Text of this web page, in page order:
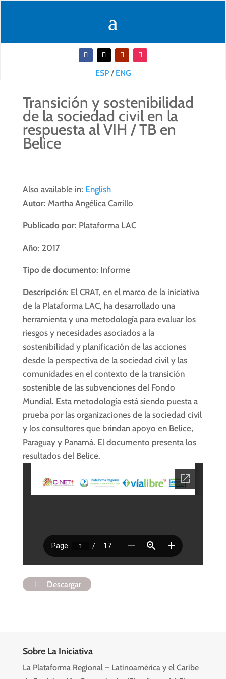
ESP/ ENG
Transición y sostenibilidad
de la sociedad civil en la
respuesta al VIH / TB en
Belice
Also available in: English
Autor: Martha Angélica Carrillo
Publicado por: Plataforma LAC
Año: 2017
Tipo de documento: Informe
Descripción: El CRAT, en el marco de la iniciativa
de la Plataforma LAC, ha desarrollado una
herramienta y una metodología para evaluar los
riesgos y necesidades asociados a la
sostenibilidad y planificación de las acciones
desde la perspectiva de la sociedad civil y las
comunidades en el contexto de la transición
sostenible de las subvenciones del Fondo
Mundial. Esta metodología está siendo puesta a
prueba por las organizaciones de la sociedad civil
y los consultores que brindan apoyo en Belice,
Paraguay y Panamá. El documento presenta los
resultados del Belice.
Descargar
Sobre La Iniciativa
La Plataforma Regional – Latinoamérica y el Caribe